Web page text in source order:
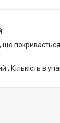
; Кількість в